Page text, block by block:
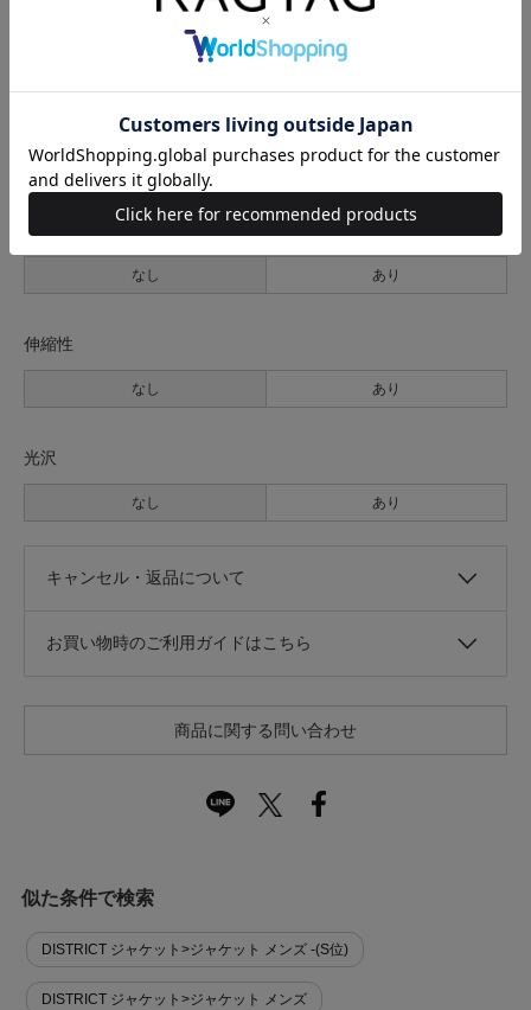
普通
なし あり
透け感
なし あり
伸縮性
なし あり
光沢
なし あり
キャンセル・返品について
お買い物時のご利用ガイドはこちら
商品に関する問い合わせ
似た条件で検索
DISTRICT ジャケット>ジャケット メンズ -(S位)
DISTRICT ジャケット>ジャケット メンズ